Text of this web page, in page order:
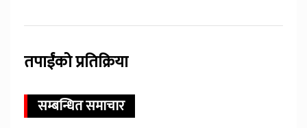
तपाईंको प्रतिक्रिया
सम्बन्धित समाचार